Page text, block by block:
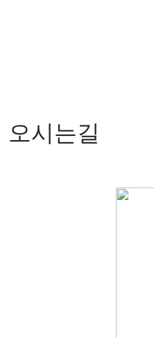
오시는길